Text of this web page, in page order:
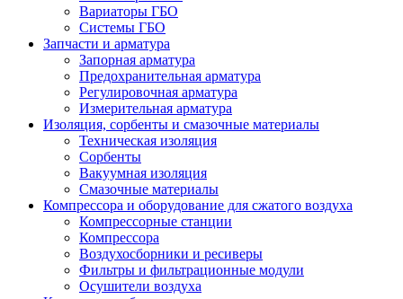
Вариаторы ГБО
Системы ГБО
Запчасти и арматура
Запорная арматура
Предохранительная арматура
Регулировочная арматура
Измерительная арматура
Изоляция, сорбенты и смазочные материалы
Техническая изоляция
Сорбенты
Вакуумная изоляция
Смазочные материалы
Компрессора и оборудование для сжатого воздуха
Компрессорные станции
Компрессора
Воздухосборники и ресиверы
Фильтры и фильтрационные модули
Осушители воздуха